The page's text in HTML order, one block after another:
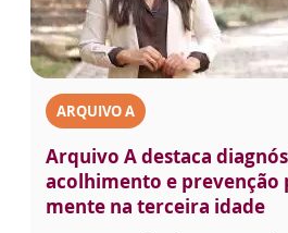
ARQUIVO A
Arquivo A destaca
acolhimento e prevenção
mente na terceira idade